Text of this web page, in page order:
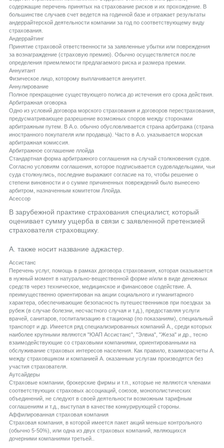
содержащие перечень принятых на страхование рисков и их прохождение. В
большинстве случаев счет ведется на годичной базе и отражает результаты
андеррайтерской деятельности компании за год по соответствующему виду
страхования.
Aндеррайтинг
Принятие страховой ответственности за заявленные убытки или повреждения
за вознаграждение (страховую премию). Обычно осуществляется после
определения приемлемости предлагаемого риска и размера премии.
Aннуитант
Физическое лицо, которому выплачивается аннуитет.
Aннулирование
Полное прекращение существующего полиса до истечения его срока действия.
Aрбитражная оговорка
Одно из условий договора морского страхования и договоров перестрахования,
предусматривающее разрешение возможных споров между сторонами
арбитражным путем. В А.о. обычно обусловливается страна арбитража (страна
иностранного покупателя или продавца). Часто в А.о. указывается морская
арбитражная комиссия.
Aрбитражное соглашение ллойда
Стандартная форма арбитражного соглашения на случай столкновения судов.
Согласно условиям соглашения, которое подписывается судовладельцами, чьи
суда столкнулись, последние выражают согласие на то, чтобы решение о
степени виновности и о сумме причиненных повреждений было вынесено
арбитром, назначенным комитетом Ллойда.
Aсессор
В зарубежной практике страхования специалист, который
оценивает сумму ущерба в связи с заявленной претензией
страхователя страховщику.
А. также носит название аджастер.
Aссистанс
Перечень услуг, помощь в рамках договора страхования, которая оказывается
в нужный момент в натурально-вещественной форме и/или в виде денежных
средств через техническое, медицинское и финансовое содействие. А.
преимущественно ориентирован на акции социального и гуманитарного
характера, обеспечивающие безопасность путешественников при поездках за
рубеж (в случае болезни, несчастного случая и т.д.), предоставляя услуги
врачей, санитаров, госпитализацию в стационар (по показаниям), специальный
транспорт и др. Имеется ряд специализированных компаний А., среди которых
наиболее крупными являются "ЮАП Ассистанс", "Элвиа", "Жеза" и др., тесно
взаимодействующие со страховыми компаниями, ориентированными на
обслуживание страховых интересов населения. Как правило, взаиморасчеты А.
между страховщиком и компанией А. оказанным услугам производятся без
участия страхователя.
Aутсайдеры
Страховые компании, брокерские фирмы и т.п., которые не являются членами
соответствующих страховых ассоциаций, союзов, монополистических
объединений, не следуют в своей деятельности возможным тарифным
соглашениям и т.д., выступая в качестве конкурирующей стороны.
Aффилированная страховая компания
Страховая компания, в которой имеется пакет акций меньше контрольного
(обычно 5-50%), или одна из двух страховых компаний, являющихся
дочерними компаниями третьей..